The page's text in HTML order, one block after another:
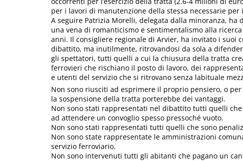
per i lavori di manutenzione della stessa necessarie
A seguire Patrizia Morelli, delegata dalla minoranza,
una vena di romanticismo e sentimentalismo alla
anni. Il consigliere regionale di Arvier, ha invitato i suoi
dibattito, ma inutilmente, ritrovandosi da sola a
gli spettatori, tutti quelli a cui la chiusura della tratta
ferrovieri che rischiano il posto di lavoro, dei
e utenti del servizio che si ritrovano senza labituale
Non sono riusciti ad esprimere il proprio pensiero, o
la sospensione della tratta porterebbe dei vantaggi.
Non sono stati rappresentati nel dibattito tutti quelli
ad attendere un convoglio spesso pressoché vuoto.
Non sono stati rappresentati tutti quelli che sono
Non sono state rappresentate le amministrazioni
servizio ferroviario.
Non sono intervenuti tutti gli abitanti che pagano un